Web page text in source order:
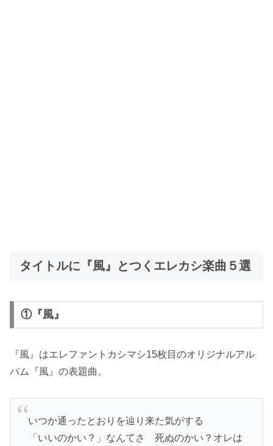
タイトルに『風』とつくエレカシ楽曲５選
①『風』
『風』はエレファントカシマシ15枚目のオリジナルアル
バム『風』の表題曲。
いつか通ったとおりを辿り来た気がする
「いいのかい？」なんてさ 死ぬのかい？オレは